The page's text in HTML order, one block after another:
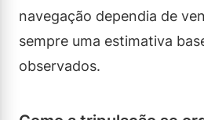
navegação dependia de
sempre uma estimativa
observados.